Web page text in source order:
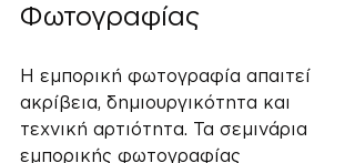
Φωτογραφίας
Η εμπορική φωτογραφία απαιτεί
ακρίβεια, δημιουργικότητα και
τεχνική αρτιότητα. Τα σεμινάρια
εμπορικής φωτογραφίας